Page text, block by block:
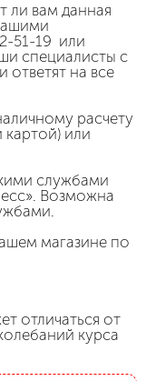
ли вам данная
51-19 или
специалисты с
на все
расчету
картой) или
службами
Возможна
магазине по
отличаться от
курса